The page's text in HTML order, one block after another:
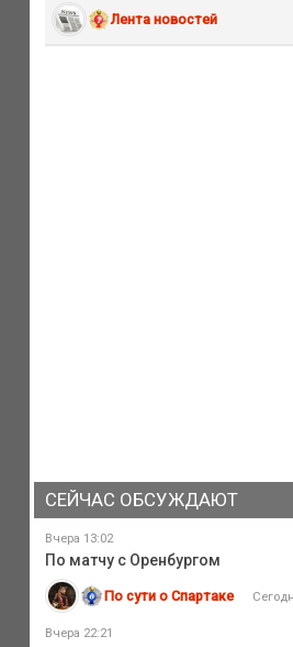
Лента новостей
СЕЙЧАС ОБСУЖДАЮТ
Вчера 13:02
По матчу с Оренбургом
По сути о Спартаке
Вчера 22:21